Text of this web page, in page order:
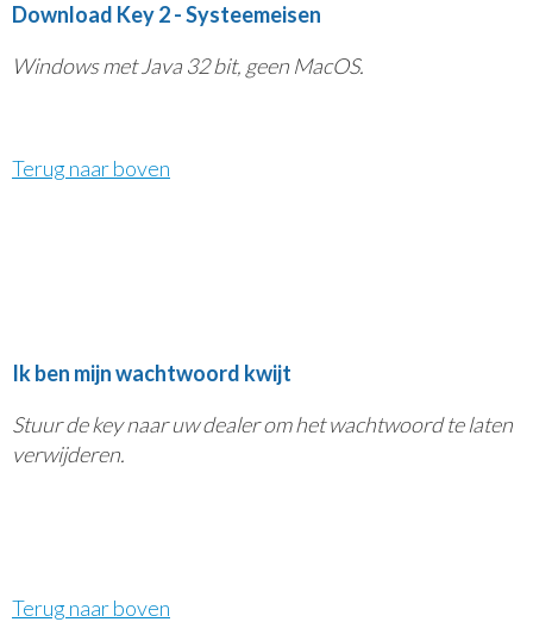
Download Key 2 - Systeemeisen
Windows met Java 32 bit, geen MacOS.
Terug naar boven
Ik ben mijn wachtwoord kwijt
Stuur de key naar uw dealer om het wachtwoord te laten
verwijderen.
Terug naar boven